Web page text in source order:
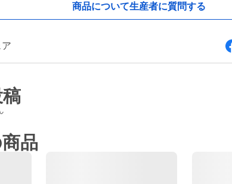
商品について生産者に質問する
品